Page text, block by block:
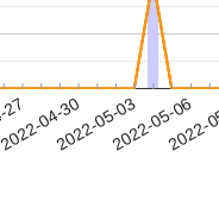
04-30
2022-05-032022-05-06